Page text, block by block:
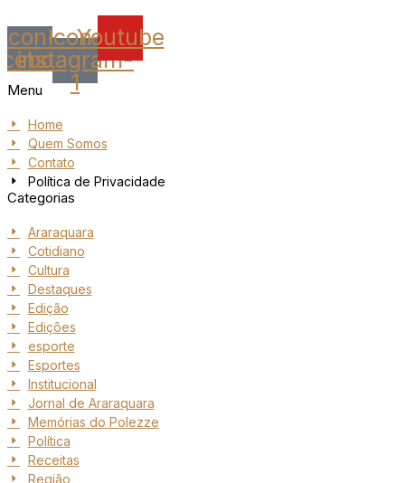
Icon-Icon-
instagram-
1
Youtube
Menu
Home
Quem Somos
Contato
Política de Privacidade
Categorias
Araraquara
Cotidiano
Cultura
Destaques
Edição
Edições
esporte
Esportes
Institucional
Jornal de Araraquara
Memórias do Polezze
Política
Receitas
Região